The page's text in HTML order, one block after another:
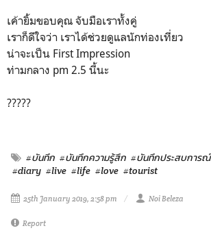
เค้ายิ้มขอบคุณ จับมือเราทั้งคู่
เราก็ดีใจว่า เราได้ช่วยดูแลนักท่องเที่ยว
น่าจะเป็น First Impression
ท่ามกลาง pm 2.5 นี้นะ
?????
#บันทึก #บันทึกความรู้สึก #บันทึกประสบการณ์
#diary #live #life #love #tourist
25th January 2019, 2:58 pm Noi Beleza
Report